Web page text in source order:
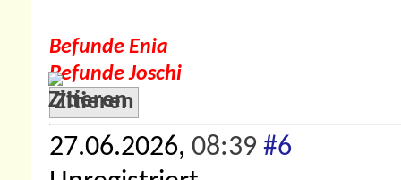
Befunde Enia
Befunde Joschi
Zitieren
27.06.2026, 08:39 #6